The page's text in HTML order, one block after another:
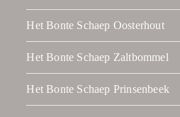
Het Bonte Schaep Oosterhout
Het Bonte Schaep Zaltbommel
Het Bonte Schaep Prinsenbeek